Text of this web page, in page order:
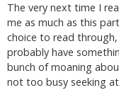
The very next time I
me as much as this
choice to read
probably have
bunch of moaning
not too busy seeking